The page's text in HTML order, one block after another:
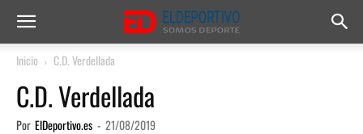
Inicio C.D. Verdellada
C.D. Verdellada
Por ElDeportivo.es - 21/08/2019